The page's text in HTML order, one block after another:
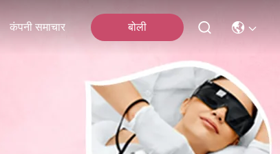
कंपनी समाचार बोली